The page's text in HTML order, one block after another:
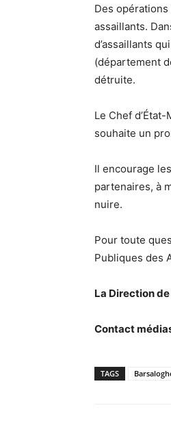
Des
assaillants.
d’assaillants
(département
détruite.
Le Chef
souhaite un
Il encourage
partenaires, à
nuire.
Pour toute
Publiques des
La Direction
Contact
TAGS